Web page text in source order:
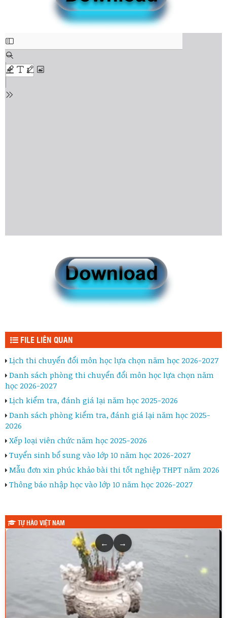
FILE LIÊN QUAN
Lịch thi chuyển đổi môn học lựa chọn năm học 2026-2027
Danh sách phòng thi chuyển đổi môn học lựa chọn năm
học 2026-2027
Lịch kiểm tra, đánh giá lại năm học 2025-2026
Danh sách phòng kiểm tra, đánh giá lại năm học 2025-
2026
Xếp loại viên chức năm học 2025-2026
Tuyển sinh bổ sung vào lớp 10 năm học 2026-2027
Mẫu đơn xin phúc khảo bài thi tốt nghiệp THPT năm 2026
Thông báo nhập học vào lớp 10 năm học 2026-2027
TỰ HÀO VIỆT NAM
← →